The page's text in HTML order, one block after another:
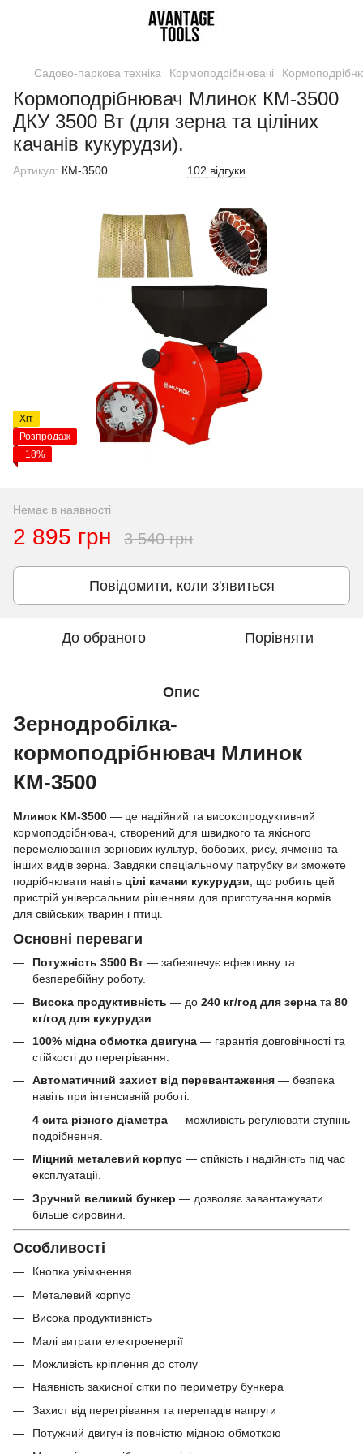
Садово-паркова техніка Кормоподрібнювачі
Кормоподрібнювач Млинок КМ-3500
ДКУ 3500 Вт (для зерна та ціліних
качанів кукурудзи).
Артикул: КМ-3500 102 відгуки
Хіт
Розпродаж
−18%
Немає в наявності
2 895 грн 3 540 грн
Повідомити, коли з'явиться
До обраного Порівняти
Опис
Зернодробілка-
кормоподрібнювач Млинок
КМ-3500
Млинок КМ-3500 ― це надійний та високопродуктивний
кормоподрібнювач, створений для швидкого та якісного
перемелювання зернових культур, бобових, рису, ячменю та
інших видів зерна. Завдяки спеціальному патрубку ви зможете
подрібнювати навіть цілі качани кукурудзи , що робить цей
пристрій універсальним рішенням для приготування кормів
для свійських тварин і птиці.
Основні переваги
Потужність 3500 Вт — забезпечує ефективну та
безперебійну роботу.
Висока продуктивність — до 240 кг/год для зерна та 80
кг/год для кукурудзи
100% мідна обмотка двигуна — гарантія довговічності та
стійкості до перегрівання.
Автоматичний захист від перевантаження — безпека
навіть при інтенсивній роботі.
4 сита різного діаметра — можливість регулювати ступінь
подрібнення.
Міцний металевий корпус — стійкість і надійність під час
експлуатації.
Зручний великий бункер — дозволяє завантажувати
більше сировини.
Особливості
Кнопка увімкнення
Металевий корпус
Висока продуктивність
Малі витрати електроенергії
Можливість кріплення до столу
Наявність захисної сітки по периметру бункера
Захист від перегрівання та перепадів напруги
Потужний двигун із повністю мідною обмоткою